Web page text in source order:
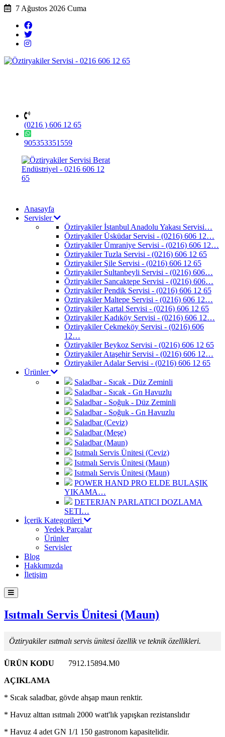
7 Ağustos 2026 Cuma
(0216 ) 606 12 65
905353351559
Anasayfa
Servisler
Öztiryakiler İstanbul Anadolu Yakası Servisi…
Öztiryakiler Üsküdar Servisi - (0216) 606 12…
Öztiryakiler Ümraniye Servisi - (0216) 606 12…
Öztiryakiler Tuzla Servisi - (0216) 606 12 65
Öztiryakiler Şile Servisi - (0216) 606 12 65
Öztiryakiler Sultanbeyli Servisi - (0216) 606…
Öztiryakiler Sancaktepe Servisi - (0216) 606…
Öztiryakiler Pendik Servisi - (0216) 606 12 65
Öztiryakiler Maltepe Servisi - (0216) 606 12…
Öztiryakiler Kartal Servisi - (0216) 606 12 65
Öztiryakiler Kadıköy Servisi - (0216) 606 12…
Öztiryakiler Çekmeköy Servisi - (0216) 606
12…
Öztiryakiler Beykoz Servisi - (0216) 606 12 65
Öztiryakiler Ataşehir Servisi - (0216) 606 12…
Öztiryakiler Adalar Servisi - (0216) 606 12 65
Ürünler
Saladbar - Sıcak - Düz Zeminli
Saladbar - Sıcak - Gn Havuzlu
Saladbar - Soğuk - Düz Zeminli
Saladbar - Soğuk - Gn Havuzlu
Saladbar (Ceviz)
Saladbar (Meşe)
Saladbar (Maun)
Isıtmalı Servis Ünitesi (Ceviz)
Isıtmalı Servis Ünitesi (Maun)
Isıtmalı Servis Ünitesi (Maun)
POWER HAND PRO ELDE BULAŞIK
YIKAMA…
DETERJAN PARLATICI DOZLAMA
SETI…
İçerik Kategorileri
Yedek Parçalar
Ürünler
Servisler
Blog
Hakkımızda
İletişim
Isıtmalı Servis Ünitesi (Maun)
Öztiryakiler ısıtmalı servis ünitesi özellik ve teknik özellikleri.
ÜRÜN KODU
7912.15894.M0
AÇIKLAMA
* Sıcak saladbar, gövde ahşap maun renktir.
* Havuz alttan ısıtmalı 2000 watt'lık yapışkan rezistanslıdır
* Havuz 4 adet GN 1/1 150 gastronom kapasitelidir.